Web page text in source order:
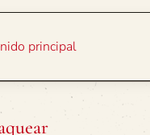
principal